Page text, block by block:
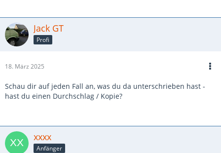
Jack GT
Profi
18. März 2025
Schau dir auf jeden Fall an, was du da unterschrieben hast -
hast du einen Durchschlag / Kopie?
xxxx
Anfänger